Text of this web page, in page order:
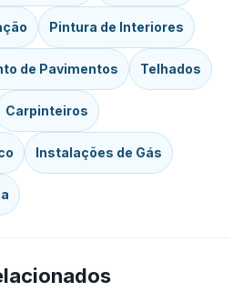
Pintura de Interiores
de Pavimentos Telhados
Carpinteiros
Instalações de Gás